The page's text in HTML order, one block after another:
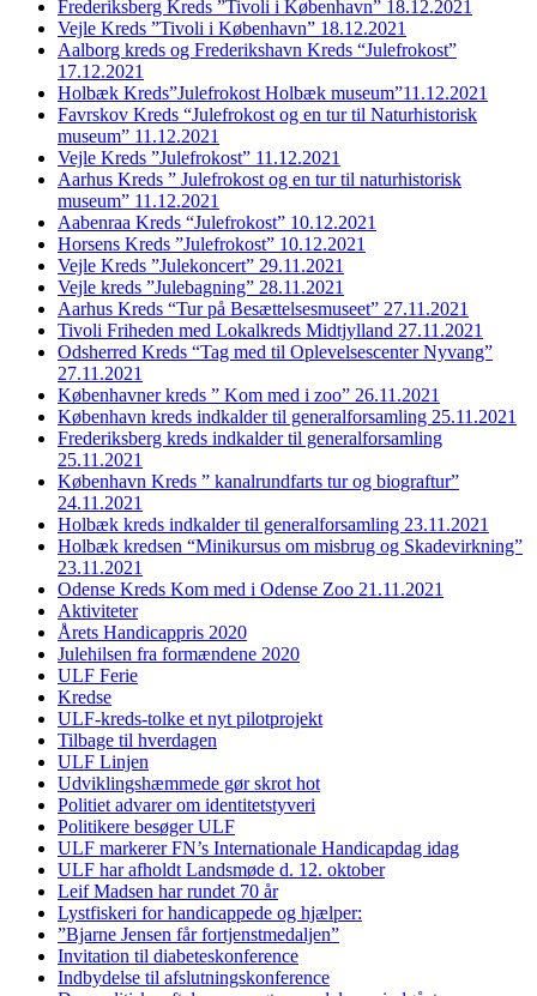
Frederiksberg Kreds ”Tivoli i København” 18.12.2021
Vejle Kreds ”Tivoli i København” 18.12.2021
Aalborg kreds og Frederikshavn Kreds “Julefrokost”
17.12.2021
Holbæk Kreds”Julefrokost Holbæk museum”11.12.2021
Favrskov Kreds “Julefrokost og en tur til Naturhistorisk
museum” 11.12.2021
Vejle Kreds ”Julefrokost” 11.12.2021
Aarhus Kreds ” Julefrokost og en tur til naturhistorisk
museum” 11.12.2021
Aabenraa Kreds “Julefrokost” 10.12.2021
Horsens Kreds ”Julefrokost” 10.12.2021
Vejle Kreds ”Julekoncert” 29.11.2021
Vejle kreds ”Julebagning” 28.11.2021
Aarhus Kreds “Tur på Besættelsesmuseet” 27.11.2021
Tivoli Friheden med Lokalkreds Midtjylland 27.11.2021
Odsherred Kreds “Tag med til Oplevelsescenter Nyvang”
27.11.2021
Københavner kreds ” Kom med i zoo” 26.11.2021
København kreds indkalder til generalforsamling 25.11.2021
Frederiksberg kreds indkalder til generalforsamling
25.11.2021
København Kreds ” kanalrundfarts tur og biograftur”
24.11.2021
Holbæk kreds indkalder til generalforsamling 23.11.2021
Holbæk kredsen “Minikursus om misbrug og Skadevirkning”
23.11.2021
Odense Kreds Kom med i Odense Zoo 21.11.2021
Aktiviteter
Årets Handicappris 2020
Julehilsen fra formændene 2020
ULF Ferie
Kredse
ULF-kreds-tolke et nyt pilotprojekt
Tilbage til hverdagen
ULF Linjen
Udviklingshæmmede gør skrot hot
Politiet advarer om identitetstyveri
Politikere besøger ULF
ULF markerer FN’s Internationale Handicapdag idag
ULF har afholdt Landsmøde d. 12. oktober
Leif Madsen har rundet 70 år
Lystfiskeri for handicappede og hjælper:
”Bjarne Jensen får fortjenstmedaljen”
Invitation til diabeteskonference
Indbydelse til afslutningskonference